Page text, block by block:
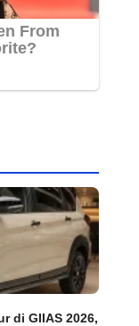
di GIIAS 2026,